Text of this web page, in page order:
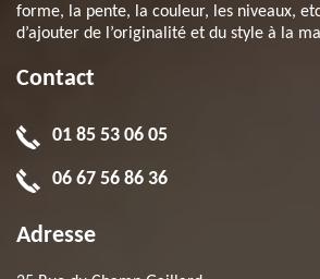
forme, la pente, la couleur, les niveaux,
d’ajouter de l’originalité et du style à la
Contact
01 85 53 06 05
06 67 56 86 36
Adresse